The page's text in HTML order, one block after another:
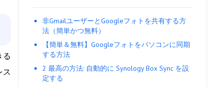
る
ス
非GmailユーザーとGoogleフォトを共有する方
法（簡単かつ無料）
【簡単＆無料】Googleフォトをパソコンに同期
する方法
2 最高の方法: 自動的に Synology Box Sync を設
定する